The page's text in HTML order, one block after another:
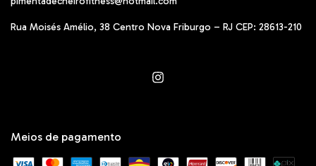
Rua Moisés Amélio, 38 Centro Nova Friburgo – RJ CEP: 28613-210
Meios de pagamento